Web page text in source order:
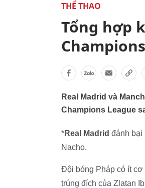
THỂ THAO
Tổng hợp
Real Madrid và
Champions League
*Real Madrid đánh bại
Nacho.
Đội bóng Pháp có ít cơ
trúng đích của Zlatan